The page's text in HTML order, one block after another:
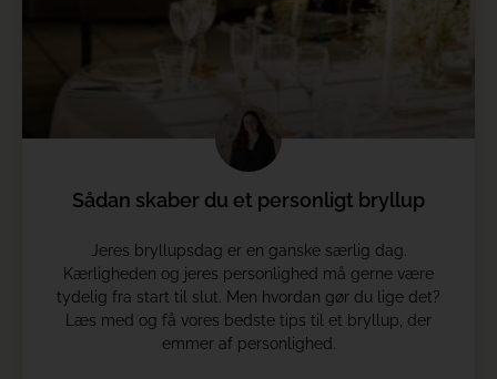
Sådan skaber du et personligt bryllup
Jeres bryllupsdag er en ganske særlig dag.
Kærligheden og jeres personlighed må gerne være
tydelig fra start til slut. Men hvordan gør du lige det?
Læs med og få vores bedste tips til et bryllup, der
emmer af personlighed.